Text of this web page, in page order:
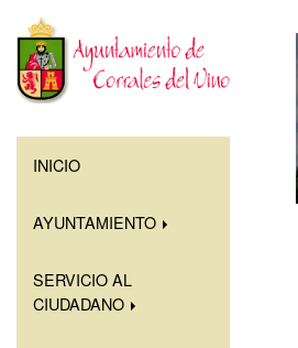
INICIO
AYUNTAMIENTO
SERVICIO AL
CIUDADANO